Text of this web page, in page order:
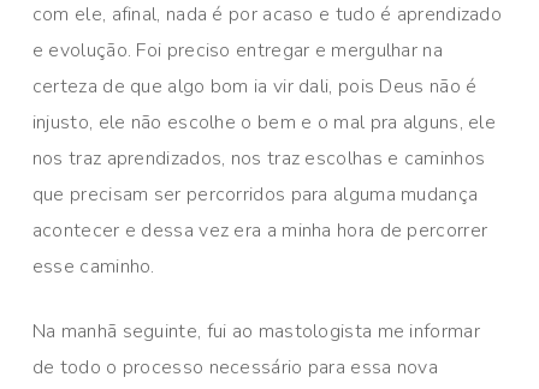
com ele, afinal, nada é por acaso e tudo é aprendizado
e evolução. Foi preciso entregar e mergulhar na
certeza de que algo bom ia vir dali, pois Deus não é
injusto, ele não escolhe o bem e o mal pra alguns, ele
nos traz aprendizados, nos traz escolhas e caminhos
que precisam ser percorridos para alguma mudança
acontecer e dessa vez era a minha hora de percorrer
esse caminho.
Na manhã seguinte, fui ao mastologista me informar
de todo o processo necessário para essa nova